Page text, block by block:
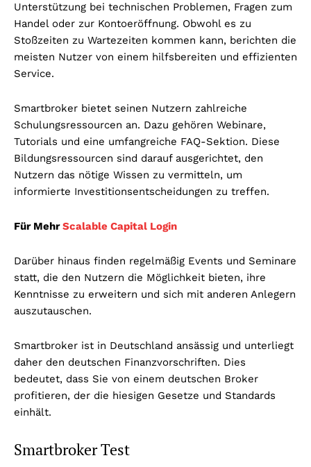
Unterstützung bei technischen Problemen, Fragen zum
Handel oder zur Kontoeröffnung. Obwohl es zu
Stoßzeiten zu Wartezeiten kommen kann, berichten die
meisten Nutzer von einem hilfsbereiten und effizienten
Service.
Smartbroker bietet seinen Nutzern zahlreiche
Schulungsressourcen an. Dazu gehören Webinare,
Tutorials und eine umfangreiche FAQ-Sektion. Diese
Bildungsressourcen sind darauf ausgerichtet, den
Nutzern das nötige Wissen zu vermitteln, um
informierte Investitionsentscheidungen zu treffen.
Für MehrScalable Capital Login
Darüber hinaus finden regelmäßig Events und Seminare
statt, die den Nutzern die Möglichkeit bieten, ihre
Kenntnisse zu erweitern und sich mit anderen Anlegern
auszutauschen.
Smartbroker ist in Deutschland ansässig und unterliegt
daher den deutschen Finanzvorschriften. Dies
bedeutet, dass Sie von einem deutschen Broker
profitieren, der die hiesigen Gesetze und Standards
einhält.
Smartbroker Test